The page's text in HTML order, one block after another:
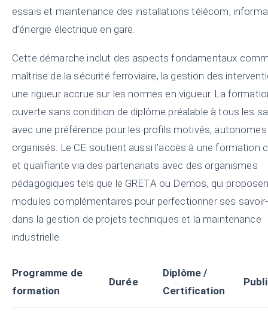
essais et maintenance des installations télécom,
d’énergie électrique en gare.
Cette démarche inclut des aspects fondamentaux
maîtrise de la sécurité ferroviaire, la gestion des
une rigueur accrue sur les normes en vigueur. La
ouverte sans condition de diplôme préalable à tous les
avec une préférence pour les profils motivés,
organisés. Le CE soutient aussi l’accès à une formation
et qualifiante via des partenariats avec des organismes
pédagogiques tels que le GRETA ou Demos, qui
modules complémentaires pour perfectionner ses
dans la gestion de projets techniques et la maintenance
industrielle.
Programme de
formation
Durée
Diplôme /
Certification